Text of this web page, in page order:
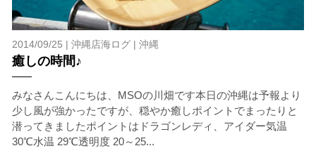
2014/09/25 | 沖縄店海ログ| 沖縄
癒しの時間♪
みなさんこんにちは、MSOの川畑です本日の沖縄は予報より
少し風が強かったですが、穏やか癒しポイントでまったりと
潜ってきましたポイントはドラゴンレディ、アイダー気温
30℃水温 29℃透明度 20～25...